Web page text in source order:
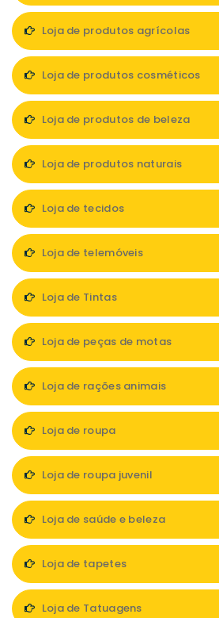
Loja de produtos agrícolas
Loja de produtos cosméticos
Loja de produtos de beleza
Loja de produtos naturais
Loja de tecidos
Loja de telemóveis
Loja de Tintas
Loja de peças de motas
Loja de rações animais
Loja de roupa
Loja de roupa juvenil
Loja de saúde e beleza
Loja de tapetes
Loja de Tatuagens